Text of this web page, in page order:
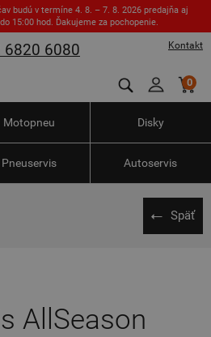
budú v termíne 4. 8. – 7. 8. 2026 predajňa aj
15:00 hod. Ďakujeme za pochopenie.
Kontakt
6820 6080
0
Motopneu Disky
Pneuservis Autoservis
Späť
AllSeason